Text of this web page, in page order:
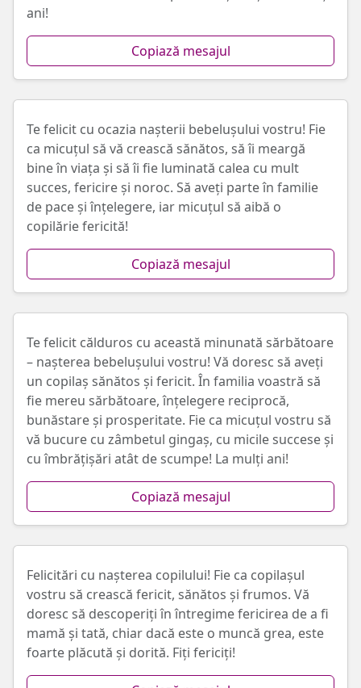
ani!
Copiază mesajul
Te felicit cu ocazia nașterii bebelușului vostru! Fie
ca micuțul să vă crească sănătos, să îi meargă
bine în viața și să îi fie luminată calea cu mult
succes, fericire și noroc. Să aveți parte în familie
de pace și înțelegere, iar micuțul să aibă o
copilărie fericită!
Copiază mesajul
Te felicit călduros cu această minunată sărbătoare
– nașterea bebelușului vostru! Vă doresc să aveți
un copilaș sănătos și fericit. În familia voastră să
fie mereu sărbătoare, înțelegere reciprocă,
bunăstare și prosperitate. Fie ca micuțul vostru să
vă bucure cu zâmbetul gingaș, cu micile succese și
cu îmbrățișări atât de scumpe! La mulți ani!
Copiază mesajul
Felicitări cu nașterea copilului! Fie ca copilașul
vostru să crească fericit, sănătos și frumos. Vă
doresc să descoperiți în întregime fericirea de a fi
mamă și tată, chiar dacă este o muncă grea, este
foarte plăcută și dorită. Fiți fericiți!